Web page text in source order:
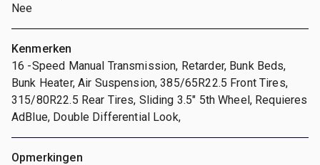
Nee
Kenmerken
16 -Speed Manual Transmission, Retarder, Bunk Beds,
Bunk Heater, Air Suspension, 385/65R22.5 Front Tires,
315/80R22.5 Rear Tires, Sliding 3.5" 5th Wheel, Requieres
AdBlue, Double Differential Look,
Opmerkingen